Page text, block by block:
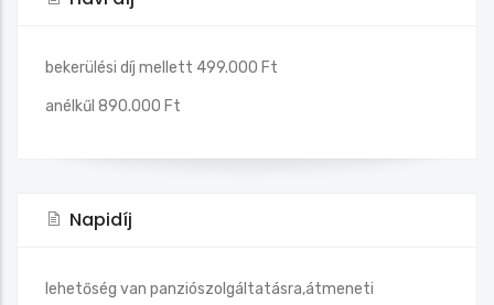
bekerülési díj mellett 499.000 Ft
anélkűl 890.000 Ft
Napidíj
lehetőség van panziószolgáltatásra,átmeneti